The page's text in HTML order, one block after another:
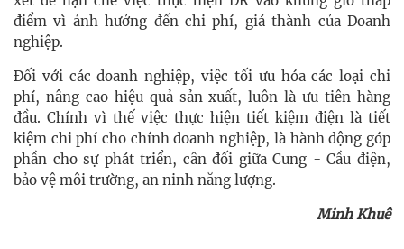
điểm vì ảnh hưởng đến chi phí, giá thành của Doanh
nghiệp.
Đối với các doanh nghiệp, việc tối ưu hóa các loại chi
phí, nâng cao hiệu quả sản xuất, luôn là ưu tiên hàng
đầu. Chính vì thế việc thực hiện tiết kiệm điện là tiết
kiệm chi phí cho chính doanh nghiệp, là hành động góp
phần cho sự phát triển, cân đối giữa Cung - Cầu điện,
bảo vệ môi trường, an ninh năng lượng.
Minh Khuê